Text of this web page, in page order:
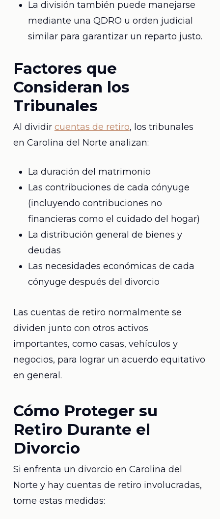
La división también puede manejarse
mediante una QDRO u orden judicial
similar para garantizar un reparto justo.
Factores que
Consideran los
Tribunales
Al dividir cuentas de retiro, los tribunales
en Carolina del Norte analizan:
La duración del matrimonio
Las contribuciones de cada cónyuge
(incluyendo contribuciones no
financieras como el cuidado del hogar)
La distribución general de bienes y
deudas
Las necesidades económicas de cada
cónyuge después del divorcio
Las cuentas de retiro normalmente se
dividen junto con otros activos
importantes, como casas, vehículos y
negocios, para lograr un acuerdo equitativo
en general.
Cómo Proteger su
Retiro Durante el
Divorcio
Si enfrenta un divorcio en Carolina del
Norte y hay cuentas de retiro involucradas,
tome estas medidas: